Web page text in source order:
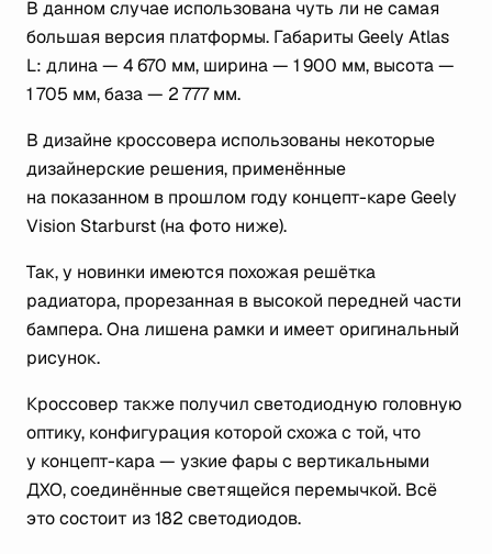
В данном случае использована чуть ли не самая
большая версия платформы. Габариты Geely Atlas
L: длина — 4 670 мм, ширина — 1 900 мм, высота —
1 705 мм, база — 2 777 мм.
В дизайне кроссовера использованы некоторые
дизайнерские решения, применённые
на показанном в прошлом году концепт-каре Geely
Vision Starburst (на фото ниже).
Так, у новинки имеются похожая решётка
радиатора, прорезанная в высокой передней части
бампера. Она лишена рамки и имеет оригинальный
рисунок.
Кроссовер также получил светодиодную головную
оптику, конфигурация которой схожа с той, что
у концепт-кара — узкие фары с вертикальными
ДХО, соединённые светящейся перемычкой. Всё
это состоит из 182 светодиодов.